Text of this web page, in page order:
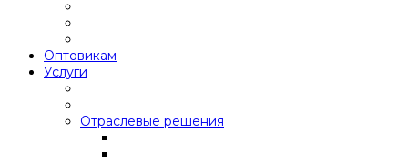
Оптовикам
Услуги
Отраслевые решения